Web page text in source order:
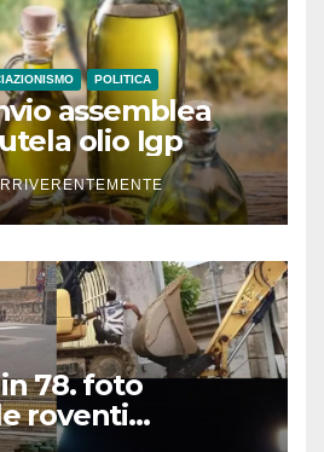
POLITICA
assemblea
olio Igp
IRRIVERENTEMENTE
78. foto
roventi